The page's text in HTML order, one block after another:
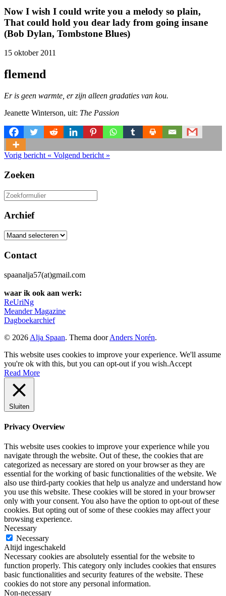
Now I wish I could write you a melody so plain,
That could hold you dear lady from going insane
(Bob Dylan, Tombstone Blues)
15 oktober 2011
flemend
Er is geen warmte, er zijn alleen gradaties van kou.
Jeanette Winterson, uit: The Passion
Vorig bericht « Volgend bericht »
Zoeken
Zoeken
naar:
Archief
Archief
Contact
spaanalja57(at)gmail.com
waar ik ook aan werk:
ReUriNg
Meander Magazine
Dagboekarchief
© 2026 Alja Spaan. Thema doorAnders Norén.
This website uses cookies to improve your experience. We'll assume
you're ok with this, but you can opt-out if you wish.Accept
Read More
Sluiten
Privacy Overview
This website uses cookies to improve your experience while you
navigate through the website. Out of these, the cookies that are
categorized as necessary are stored on your browser as they are
essential for the working of basic functionalities of the website. We
also use third-party cookies that help us analyze and understand how
you use this website. These cookies will be stored in your browser
only with your consent. You also have the option to opt-out of these
cookies. But opting out of some of these cookies may affect your
browsing experience.
Necessary
Necessary
Altijd ingeschakeld
Necessary cookies are absolutely essential for the website to
function properly. This category only includes cookies that ensures
basic functionalities and security features of the website. These
cookies do not store any personal information.
Non-necessary